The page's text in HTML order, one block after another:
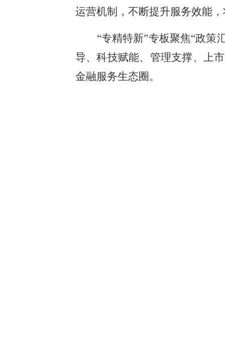
运营机制，不断提升服务效能
“专精特新”专板聚焦“政
导、科技赋能、管理支撑、上
金融服务生态圈。